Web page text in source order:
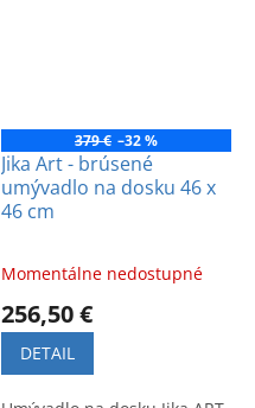
379 € –32 %
Jika Art - brúsené
umývadlo na dosku 46 x
46 cm
Momentálne nedostupné
256,50 €
DETAIL